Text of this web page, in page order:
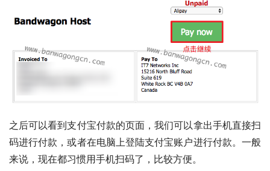
之后可以看到支付宝付款的页面，我们可以拿出手机直接扫
码进行付款，或者在电脑上登陆支付宝账户进行付款。一般
来说，现在都习惯用手机扫码了，比较方便。